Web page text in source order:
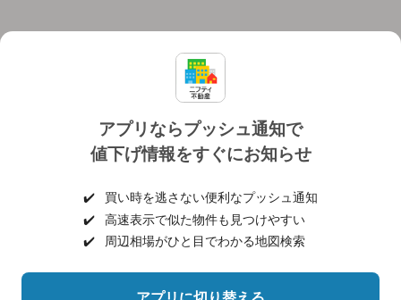
アプリならプッシュ通知で
値下げ情報をすぐにお知らせ
✔️
買い時を逃さない便利なプッシュ通知
✔️
高速表示で似た物件も見つけやすい
✔️
周辺相場がひと目でわかる地図検索
個人情報保護ポリシー 利用規約
ヘルプ・お問い合わせ 採用情報